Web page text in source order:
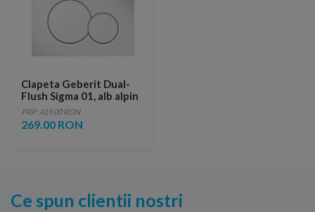
Clapeta Geberit Dual-
Flush Sigma 01, alb alpin
PRP: 419.00 RON
269.00 RON
Ce spun clientii nostri